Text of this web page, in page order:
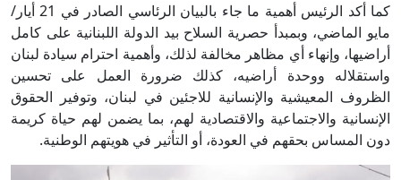
كما أكد الرئيس أهمية ما جاء بالبيان الرئاسي الصادر في 21 أيار/
مايو الماضي، وبمبدأ حصرية السلاح بيد الدولة اللبنانية على كامل
أراضيها، وإنهاء أي مظاهر مخالفة لذلك، وأهمية احترام سيادة لبنان
واستقلاله ووحدة أراضيه، كذلك ضرورة العمل على تحسين
الظروف المعيشية والإنسانية للاجئين في لبنان، وتوفير الحقوق
الإنسانية والاجتماعية والاقتصادية لهم، بما يضمن لهم حياة كريمة
دون المساس بحقهم في العودة، أو التأثير في هويتهم الوطنية.